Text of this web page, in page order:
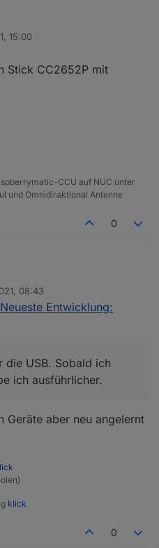
15:00
Stick CC2652P mit
CCU auf NUC unter
und Omnidiraktional Antenne
0
die USB
08:43
Entwicklung:
die USB. Sobald ich
ich ausführlicher.
Geräte aber neu angelernt
klick
0